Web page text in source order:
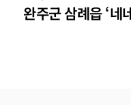
완주군 삼례읍 ‘네